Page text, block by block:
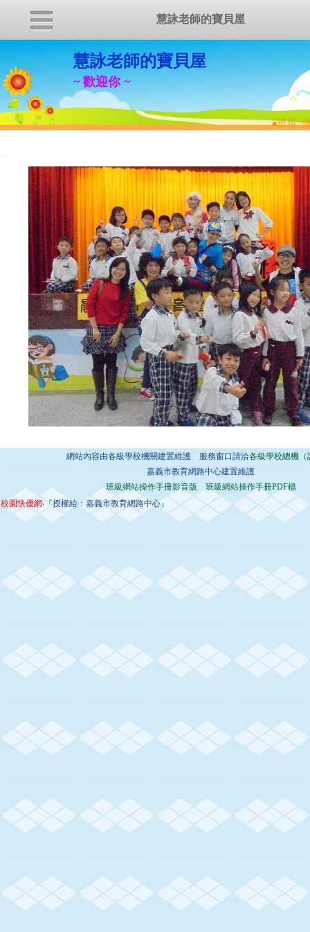
慧詠老師的寶貝屋
~ 歡迎你 ~
●班規~
:::
網站內容由各級學校機關建置維護 服務窗口請洽各級學校總機（
嘉義市教育網路中心建置維護
班級網站操作手冊影音版
班級網站操作手冊PDF檔
校園快優網‧『授權給：嘉義市教育網路中心』
慧詠老師的寶貝屋